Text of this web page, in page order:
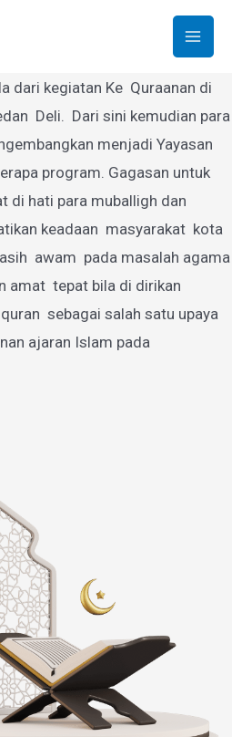
Al-Fawwaz
Fawwaz Medan yang berdiri di
dari kegiatan Ke Quraanan di
Deli. Dari sini kemudian para
menjadi Yayasan
program. Gagasan untuk
di hati para muballigh dan
keadaan masyarakat kota
awam pada masalah agama
amat tepat bila di dirikan
sebagai salah satu upaya
ajaran Islam pada